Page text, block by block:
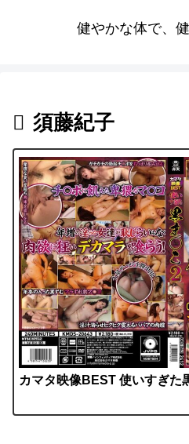
健やかな体で、
須藤紀子
カマタ映像BEST 使いすぎた